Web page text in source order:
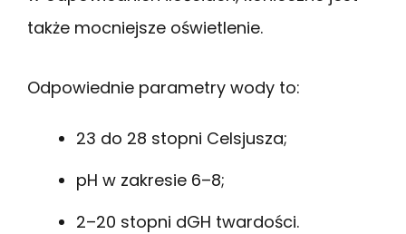
także mocniejsze oświetlenie.
Odpowiednie parametry wody to:
23 do 28 stopni Celsjusza;
pH w zakresie 6–8;
2–20 stopni dGH twardości.